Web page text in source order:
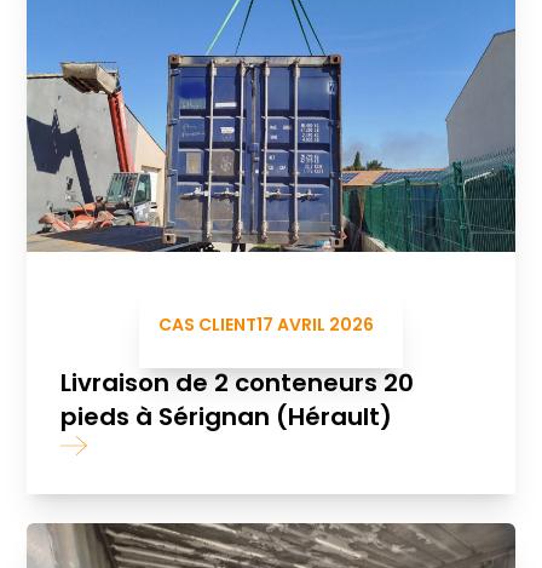
CAS CLIENT17 AVRIL 2026
Livraison de 2 conteneurs 20
pieds à Sérignan (Hérault)